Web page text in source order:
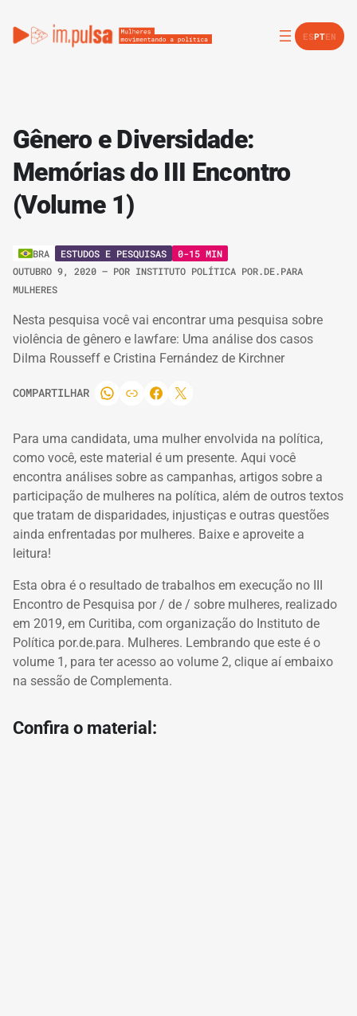
ESPTEN
Gênero e Diversidade:
Memórias do III Encontro
(Volume 1)
BRA ESTUDOS E PESQUISAS
0-15 MIN
OUTUBRO 9, 2020 – POR INSTITUTO POLÍTICA POR.DE.PARA
MULHERES
Nesta pesquisa você vai encontrar uma pesquisa sobre
violência de gênero e lawfare: Uma análise dos casos
Dilma Rousseff e Cristina Fernández de Kirchner
COMPARTILHAR
Para uma candidata, uma mulher envolvida na política,
como você, este material é um presente. Aqui você
encontra análises sobre as campanhas, artigos sobre a
participação de mulheres na política, além de outros textos
que tratam de disparidades, injustiças e outras questões
ainda enfrentadas por mulheres. Baixe e aproveite a
leitura!
Esta obra é o resultado de trabalhos em execução no III
Encontro de Pesquisa por / de / sobre mulheres, realizado
em 2019, em Curitiba, com organização do Instituto de
Política por.de.para. Mulheres. Lembrando que este é o
volume 1, para ter acesso ao volume 2, clique aí embaixo
na sessão de Complementa.
Confira o material: